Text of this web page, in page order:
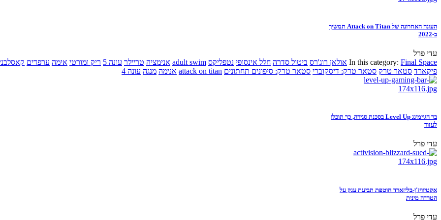
העונה האחרונה של Attack on Titan תמשיך
ב-2022
עדי פרל
In this category: Final Space אולאן רוג'רס ביטול סדרה חלל אינסופי נטפליקס adult swim אנימציה טריילר עונה 5 ריק ומורטי אימה ערפדים
פיקארד סטאר טרק סטאר טרק: דיסקוברי סטאר טרק: סיפונים תחתונים attack on titan אנימה מנגה עונה 4
בר הגיימינג Level Up בסכנת סגירה, כך תוכלו
לעזור
עדי פרל
אקטיוויז'ן-בליזארד חוטפת תביעת ענק על
הטרדה מינית
עדי פרל